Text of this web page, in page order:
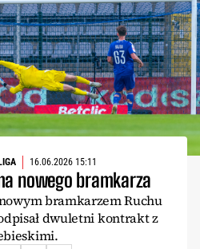
16.06.2026 15:11
nowego bramkarza
bramkarzem Ruchu
dwuletni kontrakt z